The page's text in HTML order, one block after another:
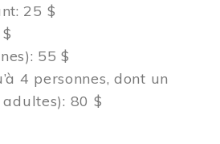
25 $
55 $
4 personnes, dont un
80 $